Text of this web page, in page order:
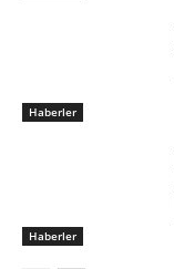
Haberler
Haberler